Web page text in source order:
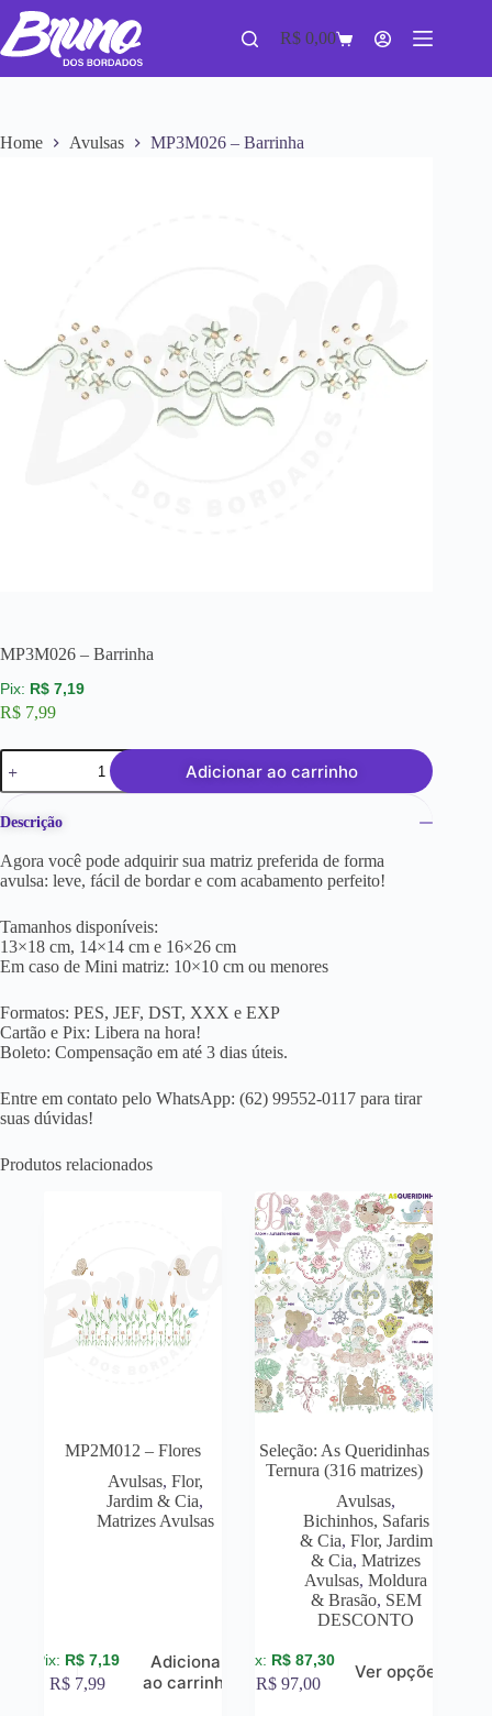
R$ 0,00
Home Avulsas MP3M026 – Barrinha
MP3M026 – Barrinha
R$ 7,19
R$ 7,99
Adicionar ao carrinho
Descrição
Agora você pode adquirir sua matriz preferida de forma
avulsa: leve, fácil de bordar e com acabamento perfeito!
Tamanhos disponíveis:
13×18 cm, 14×14 cm e 16×26 cm
Em caso de Mini matriz: 10×10 cm ou menores
Formatos: PES, JEF, DST, XXX e EXP
Cartão e Pix: Libera na hora!
Boleto: Compensação em até 3 dias úteis.
Entre em contato pelo WhatsApp: (62) 99552-0117 para tirar
suas dúvidas!
Produtos relacionados
MP2M012 – Flores
Avulsas, Flor,
Jardim & Cia,
Matrizes Avulsas
R$ 7,19
R$ 7,99
Adicionar
ao carrinho
Seleção: As Queridinhas
Ternura (316 matrizes)
Avulsas,
Bichinhos, Safaris
& Cia, Flor, Jardim
& Cia,Matrizes
Avulsas,Moldura
& Brasão, SEM
DESCONTO
R$ 87,30
R$ 97,00
Ver opções